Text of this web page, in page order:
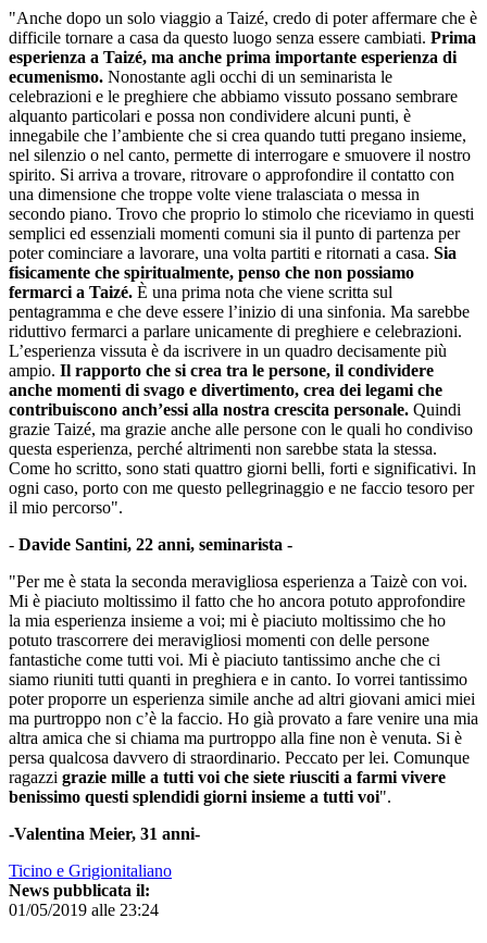
"Anche dopo un solo viaggio a Taizé, credo di poter affermare che è
difficile tornare a casa da questo luogo senza essere cambiati. Prima
esperienza a Taizé, ma anche prima importante esperienza di
ecumenismo. Nonostante agli occhi di un seminarista le
celebrazioni e le preghiere che abbiamo vissuto possano sembrare
alquanto particolari e possa non condividere alcuni punti, è
innegabile che l’ambiente che si crea quando tutti pregano insieme,
nel silenzio o nel canto, permette di interrogare e smuovere il nostro
spirito. Si arriva a trovare, ritrovare o approfondire il contatto con
una dimensione che troppe volte viene tralasciata o messa in
secondo piano. Trovo che proprio lo stimolo che riceviamo in questi
semplici ed essenziali momenti comuni sia il punto di partenza per
poter cominciare a lavorare, una volta partiti e ritornati a casa. Sia
fisicamente che spiritualmente, penso che non possiamo
fermarci a Taizé. È una prima nota che viene scritta sul
pentagramma e che deve essere l’inizio di una sinfonia. Ma sarebbe
riduttivo fermarci a parlare unicamente di preghiere e celebrazioni.
L’esperienza vissuta è da iscrivere in un quadro decisamente più
ampio. Il rapporto che si crea tra le persone, il condividere
anche momenti di svago e divertimento, crea dei legami che
contribuiscono anch’essi alla nostra crescita personale. Quindi
grazie Taizé, ma grazie anche alle persone con le quali ho condiviso
questa esperienza, perché altrimenti non sarebbe stata la stessa.
Come ho scritto, sono stati quattro giorni belli, forti e significativi. In
ogni caso, porto con me questo pellegrinaggio e ne faccio tesoro per
il mio percorso".
- Davide Santini, 22 anni, seminarista -
"Per me è stata la seconda meravigliosa esperienza a Taizè con voi.
Mi è piaciuto moltissimo il fatto che ho ancora potuto approfondire
la mia esperienza insieme a voi; mi è piaciuto moltissimo che ho
potuto trascorrere dei meravigliosi momenti con delle persone
fantastiche come tutti voi. Mi è piaciuto tantissimo anche che ci
siamo riuniti tutti quanti in preghiera e in canto. Io vorrei tantissimo
poter proporre un esperienza simile anche ad altri giovani amici miei
ma purtroppo non c’è la faccio. Ho già provato a fare venire una mia
altra amica che si chiama ma purtroppo alla fine non è venuta. Si è
persa qualcosa davvero di straordinario. Peccato per lei. Comunque
ragazzi grazie mille a tutti voi che siete riusciti a farmi vivere
benissimo questi splendidi giorni insieme a tutti voi".
-Valentina Meier, 31 anni-
Ticino e Grigionitaliano
News pubblicata il:
01/05/2019 alle 23:24